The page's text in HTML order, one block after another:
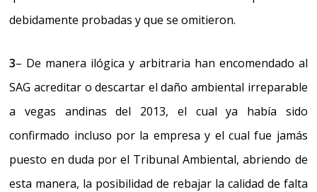
debidamente probadas y que se omitieron.
3– De manera ilógica y arbitraria han encomendado al
SAG acreditar o descartar el daño ambiental irreparable
a vegas andinas del 2013, el cual ya había sido
confirmado incluso por la empresa y el cual fue jamás
puesto en duda por el Tribunal Ambiental, abriendo de
esta manera, la posibilidad de rebajar la calidad de falta